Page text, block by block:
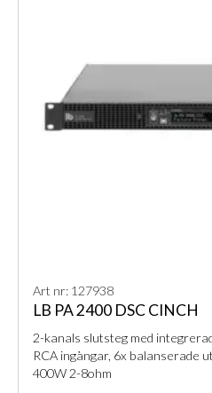
Art nr: 127938
LB PA 2400 DSC CINCH
2-kanals slutsteg med
RCA ingångar, 6x balanserade
400W 2-8ohm